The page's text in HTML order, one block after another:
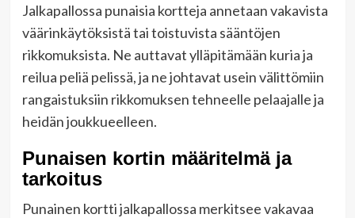
Jalkapallossa punaisia kortteja annetaan vakavista
väärinkäytöksistä tai toistuvista sääntöjen
rikkomuksista. Ne auttavat ylläpitämään kuria ja
reilua peliä pelissä, ja ne johtavat usein välittömiin
rangaistuksiin rikkomuksen tehneelle pelaajalle ja
heidän joukkueelleen.
Punaisen kortin määritelmä ja
tarkoitus
Punainen kortti jalkapallossa merkitsee vakavaa